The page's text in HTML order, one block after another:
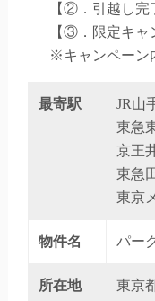
【②．引越し完
【③．限定キャ
※キャンペーン
最寄駅
JR山
東急
京王
東急
東京
物件名 パー
所在地 東京